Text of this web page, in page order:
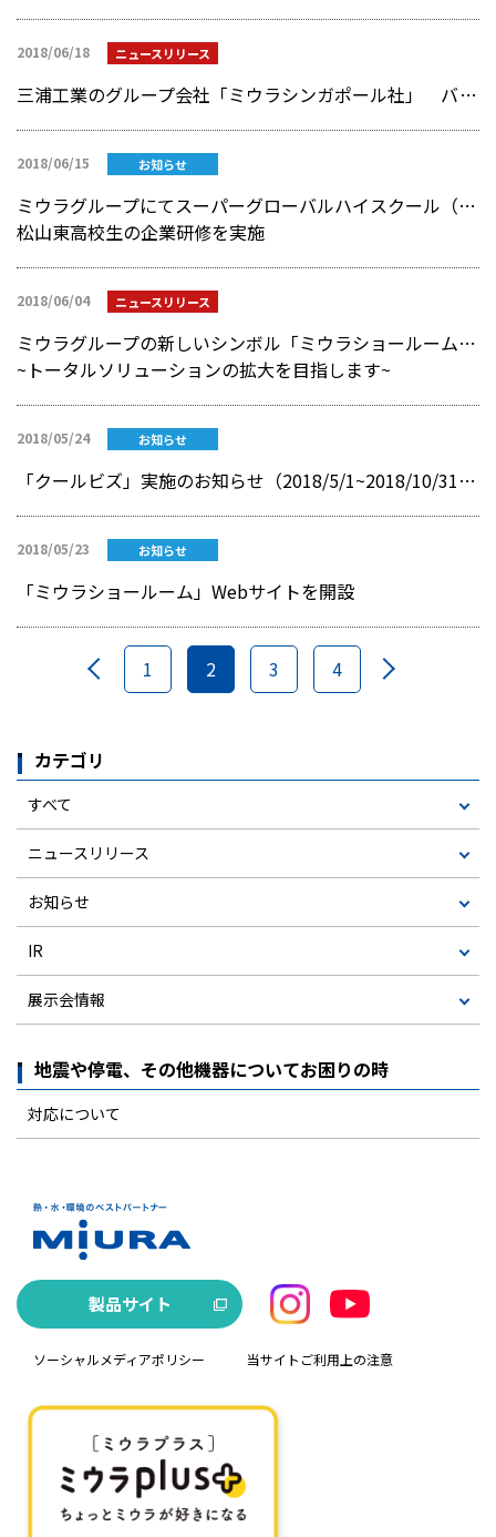
2018/06/18 ニュースリリース
三浦工業のグループ会社「ミウラシンガポール社」 バングラデシュ駐在所開設のお知らせ
2018/06/15 お知らせ
ミウラグループにてスーパーグローバルハイスクール（SGH）事業による
松山東高校生の企業研修を実施
2018/06/04 ニュースリリース
ミウラグループの新しいシンボル「ミウラショールーム」が6月1日にオープン！
~トータルソリューションの拡大を目指します~
2018/05/24 お知らせ
「クールビズ」実施のお知らせ（2018/5/1~2018/10/31まで）
2018/05/23 お知らせ
「ミウラショールーム」Webサイトを開設
1 2 3 4
カテゴリ
すべて
ニュースリリース
お知らせ
IR
展示会情報
地震や停電、その他機器についてお困りの時
対応について
製品サイト
ソーシャルメディアポリシー 当サイトご利用上の注意